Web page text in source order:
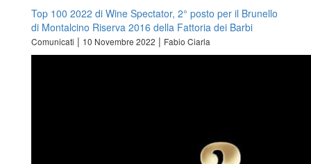
Top 100 2022 di Wine Spectator, 2° posto per il Brunello
di Montalcino Riserva 2016 della Fattoria dei Barbi
Comunicati | 10 Novembre 2022 | Fabio Ciarla